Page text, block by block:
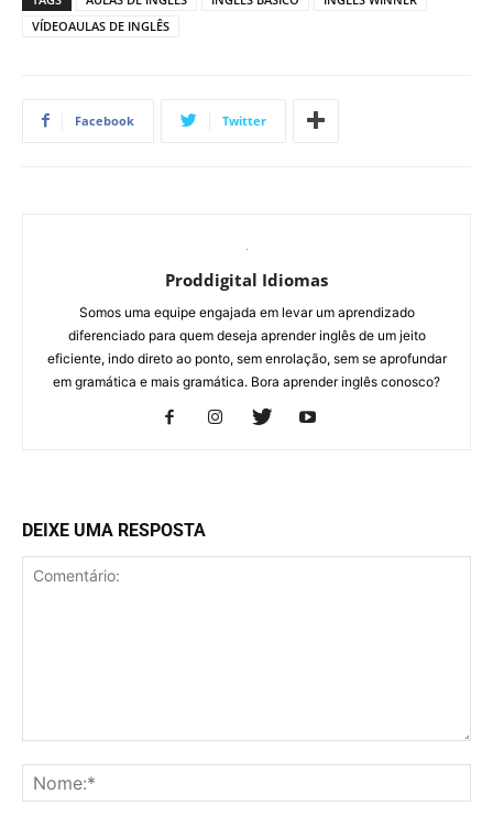
VÍDEOAULAS DE INGLÊS
Facebook Twitter
Proddigital Idiomas
Somos uma equipe engajada em levar um aprendizado
diferenciado para quem deseja aprender inglês de um jeito
eficiente, indo direto ao ponto, sem enrolação, sem se aprofundar
em gramática e mais gramática. Bora aprender inglês conosco?
DEIXE UMA RESPOSTA